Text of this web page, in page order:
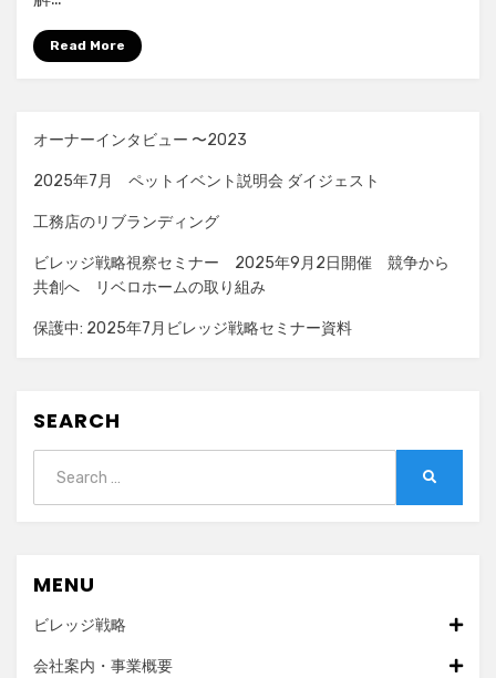
Read More
オーナーインタビュー 〜2023
2025年7月 ペットイベント説明会 ダイジェスト
工務店のリブランディング
ビレッジ戦略視察セミナー 2025年9月2日開催 競争から
共創へ リベロホームの取り組み
保護中: 2025年7月ビレッジ戦略セミナー資料
SEARCH
for:
MENU
ビレッジ戦略
会社案内・事業概要